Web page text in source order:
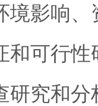
境影响
和可行
研究和